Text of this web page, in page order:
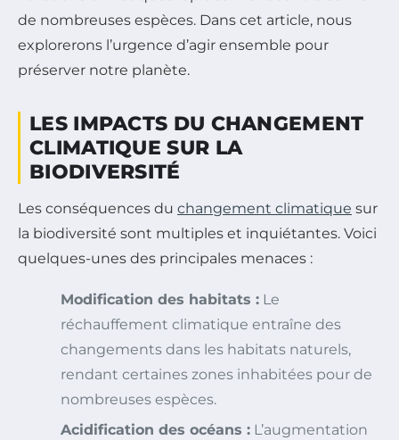
de nombreuses espèces. Dans cet article, nous
explorerons l’urgence d’agir ensemble pour
préserver notre planète.
LES IMPACTS DU CHANGEMENT
CLIMATIQUE SUR LA
BIODIVERSITÉ
Les conséquences du changement climatique sur
la biodiversité sont multiples et inquiétantes. Voici
quelques-unes des principales menaces :
Modification des habitats : Le
réchauffement climatique entraîne des
changements dans les habitats naturels,
rendant certaines zones inhabitées pour de
nombreuses espèces.
Acidification des océans : L’augmentation